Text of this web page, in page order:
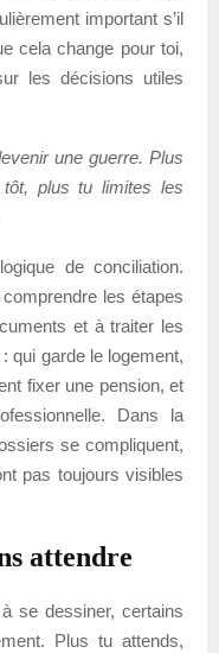
important s’il
cela change pour toi,
les décisions utiles
une guerre. Plus
plus tu limites les
de conciliation.
comprendre les étapes
et à traiter les
qui garde le logement,
fixer une pension, et
Dans la
se compliquent,
pas toujours visibles
attendre
se dessiner, certains
Plus tu attends,